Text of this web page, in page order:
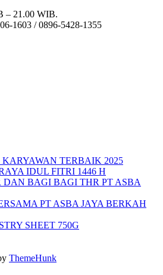
– 21.00 WIB.
1603 / 0896-5428-1355
TERBAIK 2025
IDUL FITRI 1446 H
BAGI BAGI THR PT ASBA
PT ASBA JAYA BERKAH
SHEET 750G
ThemeHunk